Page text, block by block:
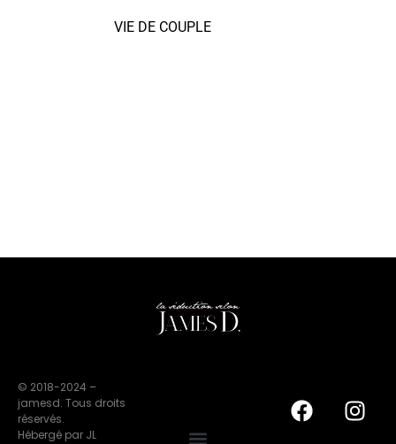
VIE DE COUPLE
© 2018-2024 –
jamesd. Tous droits
réservés.
Hébergé par JL